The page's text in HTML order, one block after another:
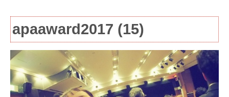
apaaward2017 (15)